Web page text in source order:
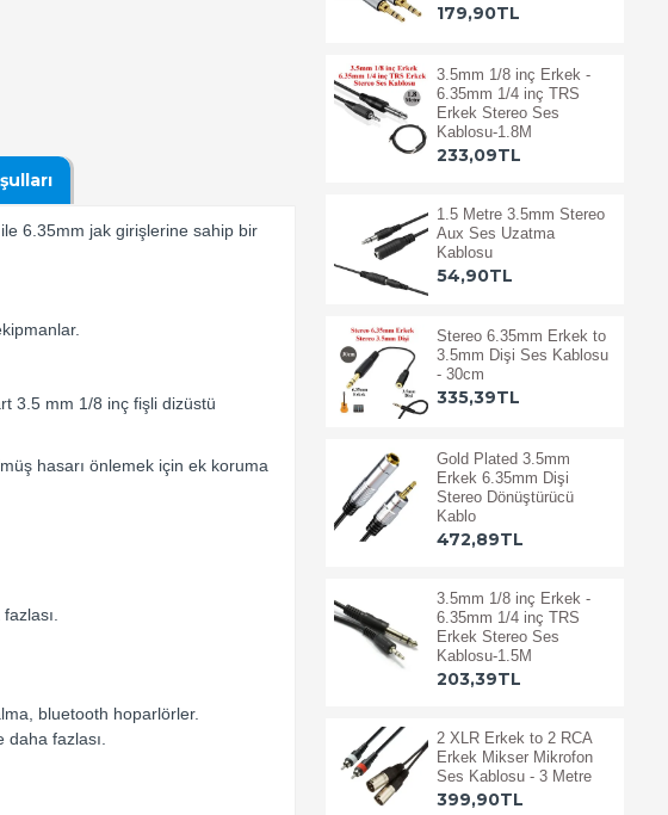
6.35mm jak girişlerine sahip bir
3.5 mm 1/8 inç fişli dizüstü
hasarı önlemek için ek koruma
bluetooth hoparlörler.
fazlası.
179,90TL
3.5mm 1/8 inç Erkek -
6.35mm 1/4 inç TRS
Erkek Stereo Ses
Kablosu-1.8M
233,09TL
1.5 Metre 3.5mm Stereo
Aux Ses Uzatma
Kablosu
54,90TL
Stereo 6.35mm Erkek to
3.5mm Dişi Ses Kablosu
- 30cm
335,39TL
Gold Plated 3.5mm
Erkek 6.35mm Dişi
Stereo Dönüştürücü
Kablo
472,89TL
3.5mm 1/8 inç Erkek -
6.35mm 1/4 inç TRS
Erkek Stereo Ses
Kablosu-1.5M
203,39TL
2 XLR Erkek to 2 RCA
Erkek Mikser Mikrofon
Ses Kablosu - 3 Metre
399,90TL